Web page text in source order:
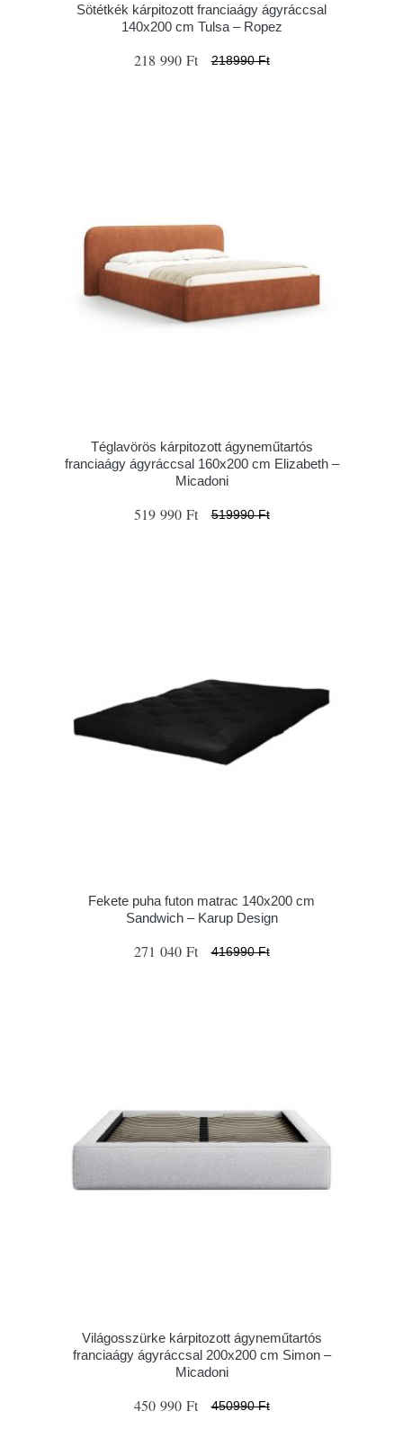
Sötétkék kárpitozott franciaágy ágyráccsal
140x200 cm Tulsa – Ropez
218 990 Ft 218990 Ft
Téglavörös kárpitozott ágyneműtartós
franciaágy ágyráccsal 160x200 cm Elizabeth –
Micadoni
519 990 Ft 519990 Ft
Fekete puha futon matrac 140x200 cm
Sandwich – Karup Design
271 040 Ft 416990 Ft
Világosszürke kárpitozott ágyneműtartós
franciaágy ágyráccsal 200x200 cm Simon –
Micadoni
450 990 Ft 450990 Ft